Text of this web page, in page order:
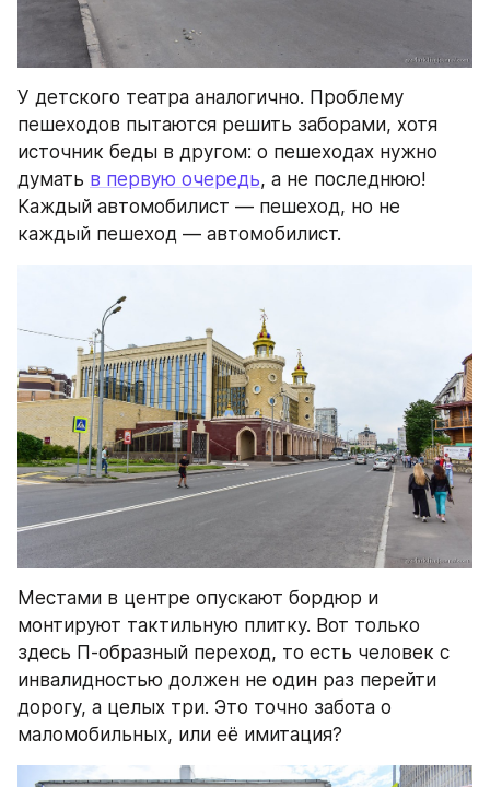
У детского театра аналогично. Проблему
пешеходов пытаются решить заборами, хотя
источник беды в другом: о пешеходах нужно
думать в первую очередь, а не последнюю!
Каждый автомобилист — пешеход, но не
каждый пешеход — автомобилист.
Местами в центре опускают бордюр и
монтируют тактильную плитку. Вот только
здесь П-образный переход, то есть человек с
инвалидностью должен не один раз перейти
дорогу, а целых три. Это точно забота о
маломобильных, или её имитация?